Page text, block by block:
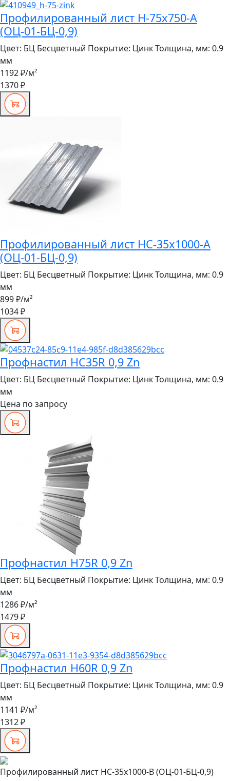
Профилированный лист Н-75x750-A
(ОЦ-01-БЦ-0,9)
Цвет: БЦ Бесцветный Покрытие: ЦинкТолщина, мм: 0.9
мм
1192 ₽/м²
1370 ₽
Профилированный лист НС-35x1000-A
(ОЦ-01-БЦ-0,9)
Цвет: БЦ Бесцветный Покрытие: ЦинкТолщина, мм: 0.9
мм
899 ₽/м²
1034 ₽
Профнастил HC35R 0,9 Zn
Цвет: БЦ Бесцветный Покрытие: ЦинкТолщина, мм: 0.9
мм
Цена по запросу
Профнастил H75R 0,9 Zn
Цвет: БЦ Бесцветный Покрытие: ЦинкТолщина, мм: 0.9
мм
1286 ₽/м²
1479 ₽
Профнастил H60R 0,9 Zn
Цвет: БЦ Бесцветный Покрытие: ЦинкТолщина, мм: 0.9
мм
1141 ₽/м²
1312 ₽
Профилированный лист НС-35x1000-B (ОЦ-01-БЦ-0,9)